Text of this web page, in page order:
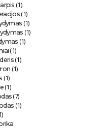
(1)
(1)
(1)
(1)
(1)
(1)
(1)
(1)
(1)
(1)
(7)
(1)